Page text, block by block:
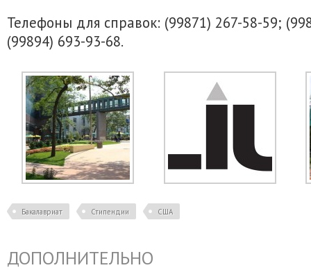
Телефоны для справок: (99871) 267-58-59;
(99894) 693-93-68.
Бакалавриат Стипендии США
ДОПОЛНИТЕЛЬНО